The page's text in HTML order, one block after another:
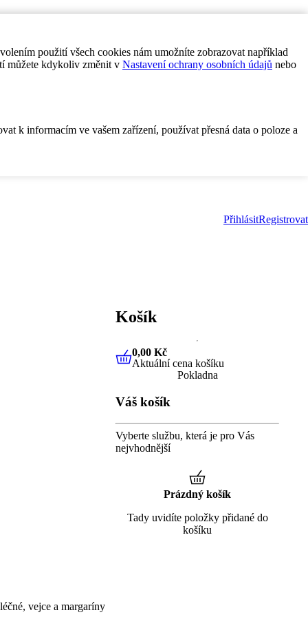
použití všech cookies nám umožníte zobrazovat například
můžete kdykoliv změnit v Nastavení ochrany osobních údajů nebo
k informacím ve vašem zařízení, používat přesná data o poloze a
PřihlásitRegistrovat
vejce a margaríny
Košík
0,00 KčAktuální cena košíku
0,00 Kč
Aktuální cena košíku
Pokladna
Váš košík
Vyberte službu, která je pro Vás
nejvhodnější
Prázdný košík
Tady uvidíte položky přidané do
košíku